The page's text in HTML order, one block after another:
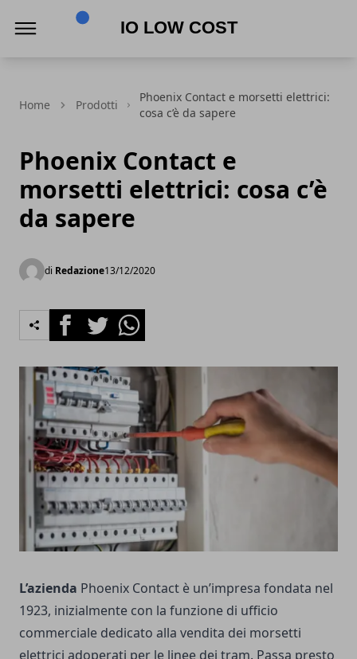
Home Prodotti
Phoenix Contact e morsetti elettrici:
cosa c’è da sapere
Phoenix Contact e
morsetti elettrici: cosa c’è
da sapere
di Redazione13/12/2020
FacebookTwitterWhatsapp
L’azienda Phoenix Contact è un’impresa fondata nel
1923, inizialmente con la funzione di ufficio
commerciale dedicato alla vendita dei morsetti
elettrici adoperati per le linee dei tram. Passa presto